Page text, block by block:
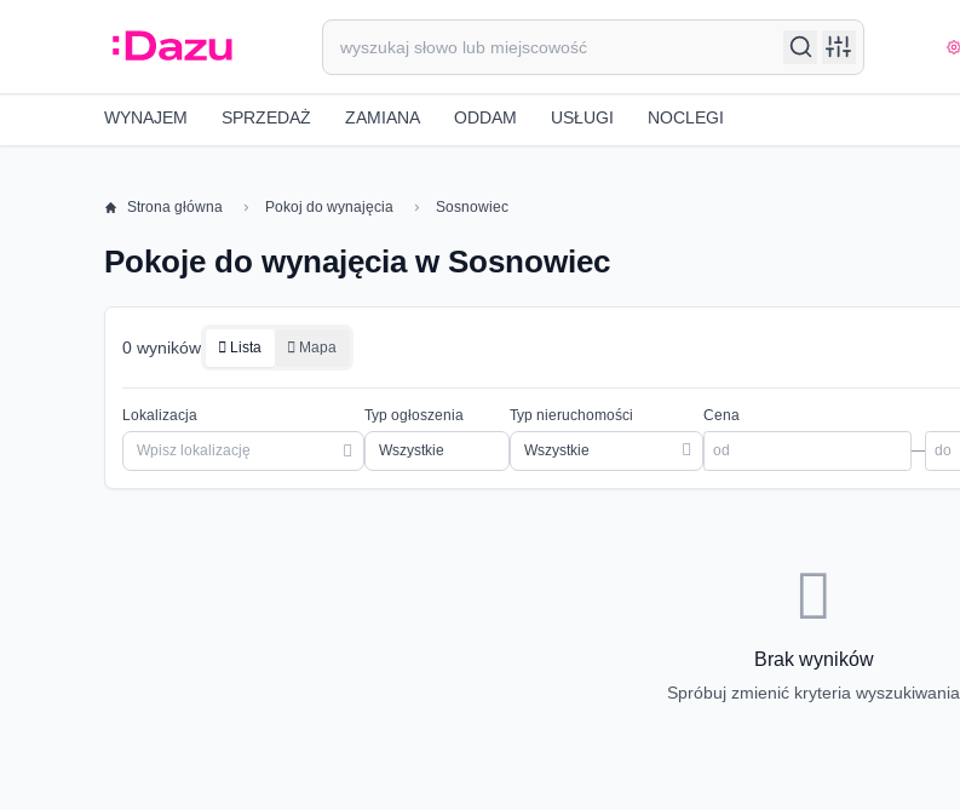
WYNAJEM SPRZEDAŻ ZAMIANA ODDAM USŁUGI NOCLEGI
Strona główna Pokoj do wynajęcia Sosnowiec
Pokoje do wynajęcia w Sosnowiec
0 wyników Lista Mapa
Lokalizacja Typ ogłoszenia Typ nieruchomości
Wszystkie
Cena
—
Brak wyników
Spróbuj zmienić kryteria wyszukiwania